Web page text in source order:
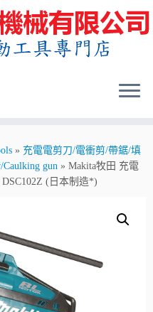
» 充電電剪刀/電衝剪/帶鋸/填
Caulking gun » Makita牧田 充電
(日本制造*)